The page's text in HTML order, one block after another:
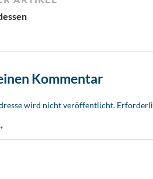
Kommentar
wird nicht veröffentlicht.
*